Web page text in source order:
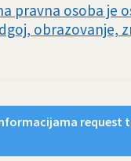
pravna osoba je
obrazovanje,
request